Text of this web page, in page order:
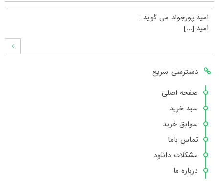
امید پورجواد می گوید :
امید [...]
محمدشهنوازیمی گوید :
سلام بنده محمد شهنوازی فقط بوسیله ا [...]
محمدمی گوید :
سلام تعداد کتاب۶در سایت زیاد نیست [...]
هانیه عسگری
دسترسی سریع
صفحه اصلی
سبد خرید
سوابق خرید
تماس باما
مشکلات دانلود
درباره ما